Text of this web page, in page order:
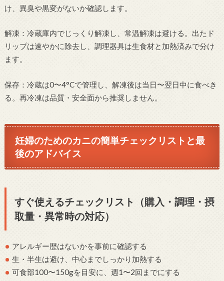
け、異臭や黒変がないか確認します。
解凍：冷蔵庫内でじっくり解凍し、常温解凍は避ける。出たド
リップは速やかに除去し、調理器具は生食材と加熱済みで分け
ます。
保存：冷蔵は0〜4°Cで管理し、解凍後は当日〜翌日中に食べき
る。再冷凍は品質・安全面から推奨しません。
妊婦のためのカニの簡単チェックリストと最
後のアドバイス
すぐ使えるチェックリスト（購入・調理・摂
取量・異常時の対応）
アレルギー歴はないかを事前に確認する
生・半生は避け、中心までしっかり加熱する
可食部100〜150gを目安に、週1〜2回までにする